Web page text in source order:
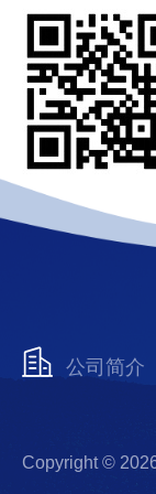
公司简介
Copyright ©